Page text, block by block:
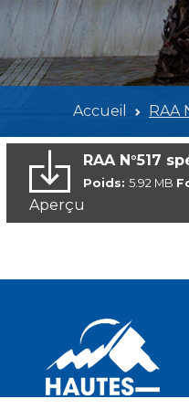
Accueil RAA
RAA N°517
Poids: 5.92 MB
Aperçu